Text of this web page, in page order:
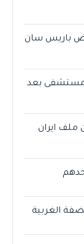
باريس سان
بعد
ملف ايران